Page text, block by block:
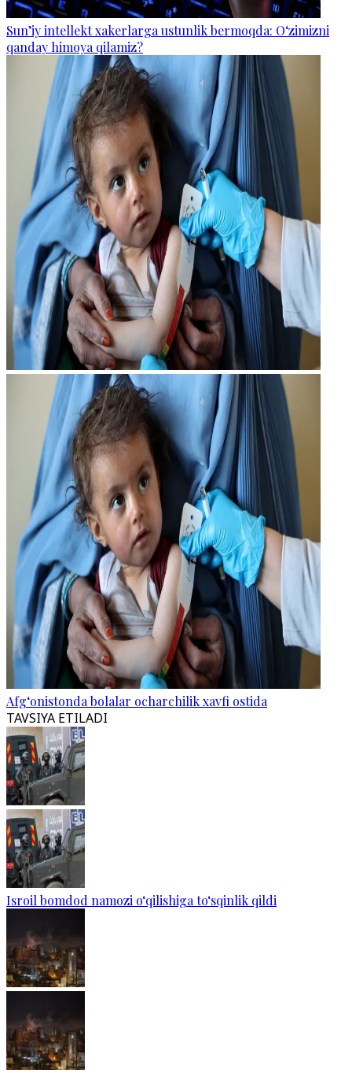
Sun’iy intellekt xakerlarga ustunlik bermoqda: O‘zimizni
qanday himoya qilamiz?
Afg‘onistonda bolalar ocharchilik xavfi ostida
TAVSIYA ETILADI
Isroil bomdod namozi o‘qilishiga to‘sqinlik qildi